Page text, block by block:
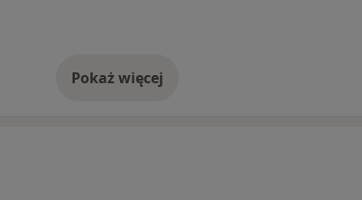
Pokaż więcejo doświadczeniu